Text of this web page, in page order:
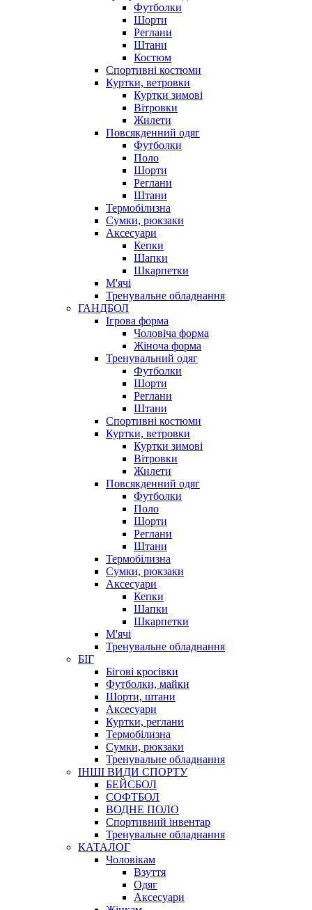
Футболки
Шорти
Реглани
Штани
Костюм
Спортивні костюми
Куртки, ветровки
Куртки зимові
Вітровки
Жилети
Повсякденний одяг
Футболки
Поло
Шорти
Реглани
Штани
Термобілизна
Сумки, рюкзаки
Аксесуари
Кепки
Шапки
Шкарпетки
М'ячі
Тренувальне обладнання
ГАНДБОЛ
Ігрова форма
Чоловіча форма
Жіноча форма
Тренувальний одяг
Футболки
Шорти
Реглани
Штани
Спортивні костюми
Куртки, ветровки
Куртки зимові
Вітровки
Жилети
Повсякденний одяг
Футболки
Поло
Шорти
Реглани
Штани
Термобілизна
Сумки, рюкзаки
Аксесуари
Кепки
Шапки
Шкарпетки
М'ячі
Тренувальне обладнання
БІГ
Бігові кросівки
Футболки, майки
Шорти, штани
Аксесуари
Куртки, реглани
Термобілизна
Сумки, рюкзаки
Тренувальне обладнання
ІНШІ ВИДИ СПОРТУ
БЕЙСБОЛ
СОФТБОЛ
ВОДНЕ ПОЛО
Спортивний інвентар
Тренувальне обладнання
КАТАЛОГ
Чоловікам
Взуття
Одяг
Аксесуари